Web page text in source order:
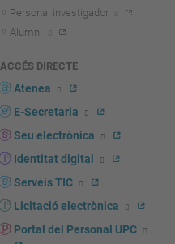
Personal investigador
Alumni
ACCÉS DIRECTE
Atenea
E-Secretaria
Seu electrònica
Identitat digital
Serveis TIC
Licitació electrònica
Portal del Personal UPC